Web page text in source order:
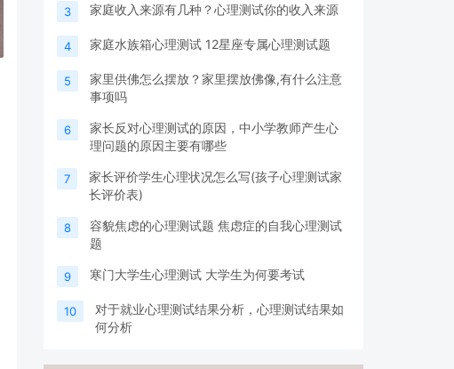
3 家庭收入来源有几种？心理测试你的收入来源
4 家庭水族箱心理测试 12星座专属心理测试题
5
家里供佛怎么摆放？家里摆放佛像,有什么注意
事项吗
6
家长反对心理测试的原因，中小学教师产生心
理问题的原因主要有哪些
7
家长评价学生心理状况怎么写(孩子心理测试家
长评价表)
8
容貌焦虑的心理测试题 焦虑症的自我心理测试
题
9 寒门大学生心理测试 大学生为何要考试
10
对于就业心理测试结果分析，心理测试结果如
何分析